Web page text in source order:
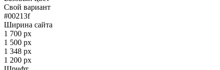
Свой вариант
#00213f
Ширина сайта
1 700 px
1 500 px
1 348 px
1 200 px